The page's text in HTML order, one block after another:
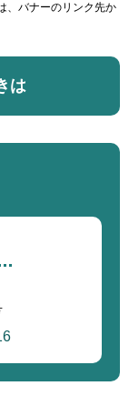
、バナーのリンク先か
は